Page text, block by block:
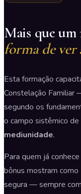
Mais que um
forma de ver
Esta formação
Constelação Familiar
segundo os
o campo sistêmico
mediunidade.
Para quem já
bônus mostram como
segura — sempre